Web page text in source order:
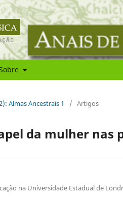
Almas Ancestrais 1 / Artigos
da mulher nas
na Universidade Estadual de